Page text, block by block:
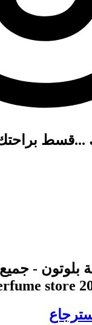
...قسط
بلوتون -